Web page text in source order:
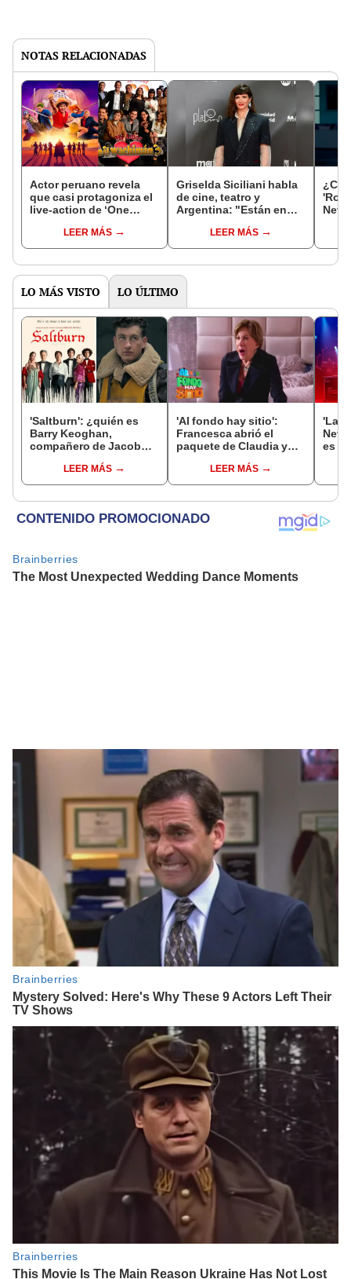
NOTAS RELACIONADAS
Actor peruano revela
que casi protagoniza el
live-action de ‘One
LEER MÁS
Griselda Siciliani habla
de cine, teatro y
Argentina: "Están en
derechos adquiridos"
LEER MÁS
LO MÁS VISTO LO ÚLTIMO
'Saltburn': ¿quién es
Barry Keoghan,
compañero de Jacob
LGBT de Prime Video?
LEER MÁS
'Al fondo hay sitio':
Francesca abrió el
paquete de Claudia y
LEER MÁS
'La
es